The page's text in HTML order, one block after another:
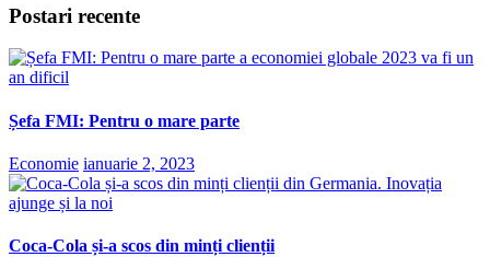
Postari recente
Șefa FMI: Pentru o mare parte
Economie ianuarie 2, 2023
Coca-Cola și-a scos din minți clienții